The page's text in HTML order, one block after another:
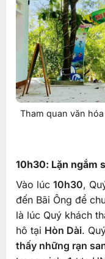
Tham quan văn
10h30: Lặn ngắm
Vào lúc 10h30,
đến Bãi Ông để
là lúc Quý khách
hô tại Hòn Dài.
thấy những rạn